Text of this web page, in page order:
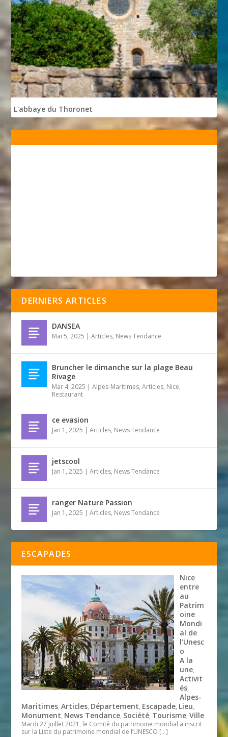
L'abbaye du Thoronet
DERNIERS ARTICLES
DANSEA
Mai 5, 2025 |Articles, News Tendance
Bruncher le dimanche sur la plage Beau
Rivage
Mar 4, 2025 |Alpes-Maritimes,Articles, Nice,
Restaurant
ce evasion
Jan 1, 2025 |Articles, News Tendance
jetscool
Jan 1, 2025 |Articles, News Tendance
ranger Nature Passion
Jan 1, 2025 |Articles, News Tendance
ESCAPADES
Nice
entre
au
Patrim
oine
Mondi
al de
l’Unesc
o
A la
une,
Activit
és,
Alpes-
Maritimes,Articles, Département, Escapade, Lieu,
Monument, News Tendance, Société, Tourisme,Ville
Mardi 27 juillet 2021, le Comité du patrimoine mondial a inscrit
sur la Liste du patrimoine mondial de l’UNESCO […]